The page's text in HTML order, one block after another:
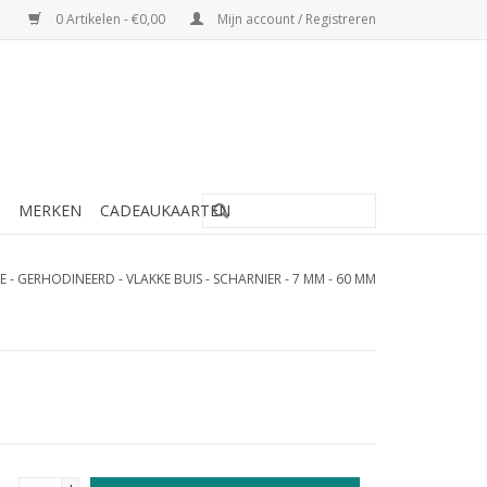
0 Artikelen - €0,00 Mijn account / Registreren
MERKEN CADEAUKAARTEN
- GERHODINEERD - VLAKKE BUIS - SCHARNIER - 7 MM - 60 MM